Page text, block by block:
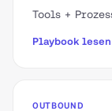
Tools +
Playbook
OUTBOUND